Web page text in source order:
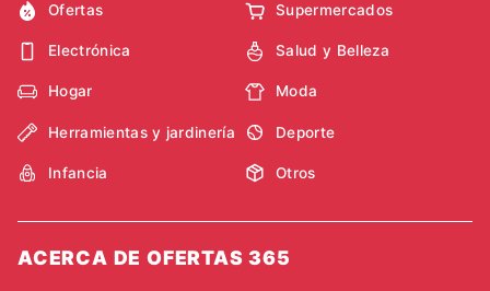
Ofertas Supermercados
Electrónica Salud y Belleza
Hogar Moda
Herramientas y jardinería Deporte
Infancia Otros
ACERCA DE OFERTAS 365